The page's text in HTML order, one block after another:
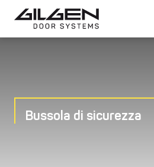
Bussola di sicurezza